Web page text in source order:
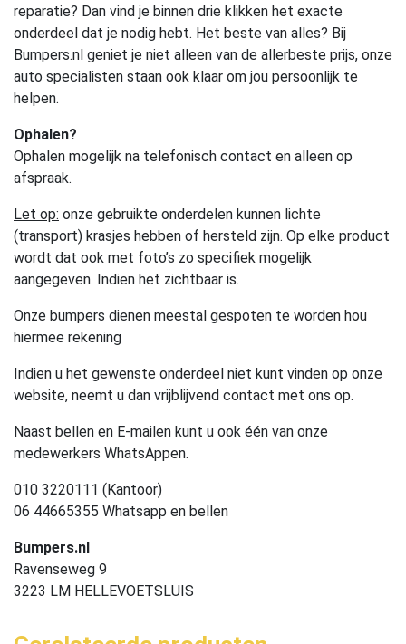
reparatie? Dan vind je binnen drie klikken het exacte
onderdeel dat je nodig hebt. Het beste van alles? Bij
Bumpers.nl geniet je niet alleen van de allerbeste prijs, onze
auto specialisten staan ook klaar om jou persoonlijk te
helpen.
Ophalen?
Ophalen mogelijk na telefonisch contact en alleen op
afspraak.
Let op: onze gebruikte onderdelen kunnen lichte
(transport) krasjes hebben of hersteld zijn. Op elke product
wordt dat ook met foto’s zo specifiek mogelijk
aangegeven. Indien het zichtbaar is.
Onze bumpers dienen meestal gespoten te worden hou
hiermee rekening
Indien u het gewenste onderdeel niet kunt vinden op onze
website, neemt u dan vrijblijvend contact met ons op.
Naast bellen en E-mailen kunt u ook één van onze
medewerkers WhatsAppen.
010 3220111 (Kantoor)
06 44665355 Whatsapp en bellen
Bumpers.nl
Ravenseweg 9
3223 LM HELLEVOETSLUIS